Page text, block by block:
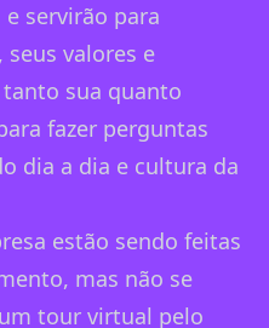
servirão para
valores e
sua quanto
fazer perguntas
dia a dia e cultura da
estão sendo feitas
mas não se
tour virtual pelo